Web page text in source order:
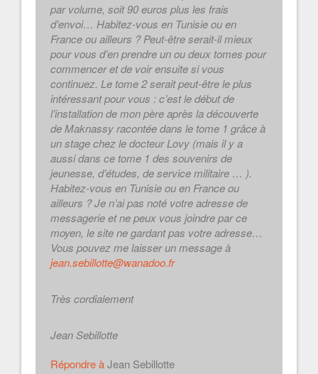
par volume, soit 90 euros plus les frais
d’envoi… Habitez-vous en Tunisie ou en
France ou ailleurs ? Peut-être serait-il mieux
pour vous d’en prendre un ou deux tomes pour
commencer et de voir ensuite si vous
continuez. Le tome 2 serait peut-être le plus
intéressant pour vous : c’est le début de
l’installation de mon père après la découverte
de Maknassy racontée dans le tome 1 grâce à
un stage chez le docteur Lovy (mais il y a
aussi dans ce tome 1 des souvenirs de
jeunesse, d’études, de service militaire … ).
Habitez-vous en Tunisie ou en France ou
ailleurs ? Je n’ai pas noté votre adresse de
messagerie et ne peux vous joindre par ce
moyen, le site ne gardant pas votre adresse…
Vous pouvez me laisser un message à
jean.sebillotte@wanadoo.fr
Très cordialement
Jean Sebillotte
Répondre àJean Sebillotte